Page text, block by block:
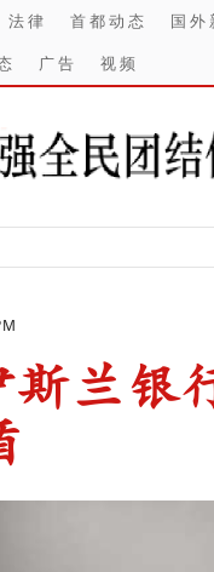
法律 首都动态 国外
广告 视频
斯兰银